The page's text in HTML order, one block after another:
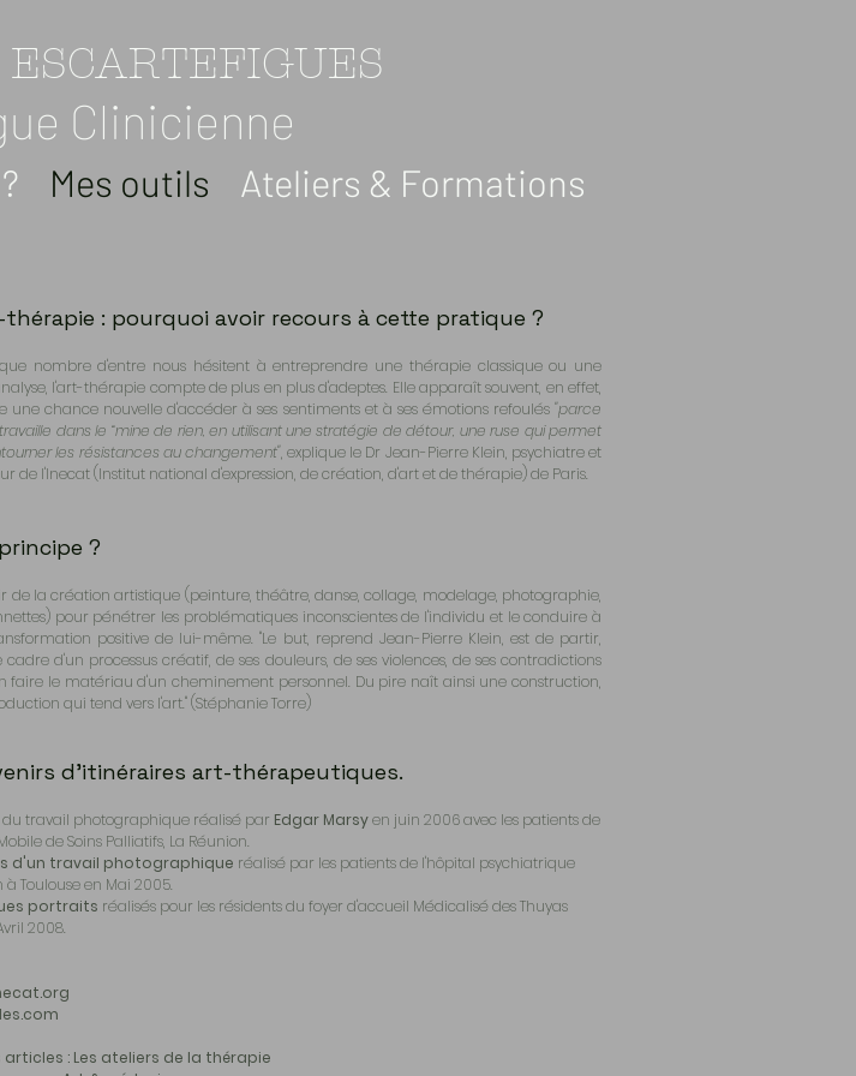
Clinicienne
Mes outils Ateliers & Formations
thérapie : pourquoi avoir recours à cette pratique ?
nombre d'entre nous hésitent à entreprendre une thérapie classique ou une
l'art-thérapie compte de plus en plus d'adeptes. Elle apparaît souvent, en effet,
une chance nouvelle d'accéder à ses sentiments et à ses émotions refoulés "parce
dans le “mine de rien, en utilisant une stratégie de détour, une ruse qui permet
les résistances au changement", explique le Dr Jean-Pierre Klein, psychiatre et
de l'Inecat (Institut national d'expression, de création, d'art et de thérapie) de Paris.
?
de la création artistique (peinture, théâtre, danse, collage, modelage, photographie,
pour pénétrer les problématiques inconscientes de l'individu et le conduire à
positive de lui-même. "Le but, reprend Jean-Pierre Klein, est de partir,
cadre d'un processus créatif, de ses douleurs, de ses violences, de ses contradictions
faire le matériau d'un cheminement personnel. Du pire naît ainsi une construction,
qui tend vers l'art." (Stéphanie Torre)
d'itinéraires art-thérapeutiques.
du travail photographique réalisé par Edgar Marsyen juin 2006 avec les patients de
de Soins Palliatifs, La Réunion.
d'un travail photographique réalisé par les patients de l'hôpital psychiatrique
à Toulouse en Mai 2005.
portraits réalisés pour les résidents du foyer d'accueil Médicalisé des Thuyas
2008.
articles : Les ateliers de la thérapie